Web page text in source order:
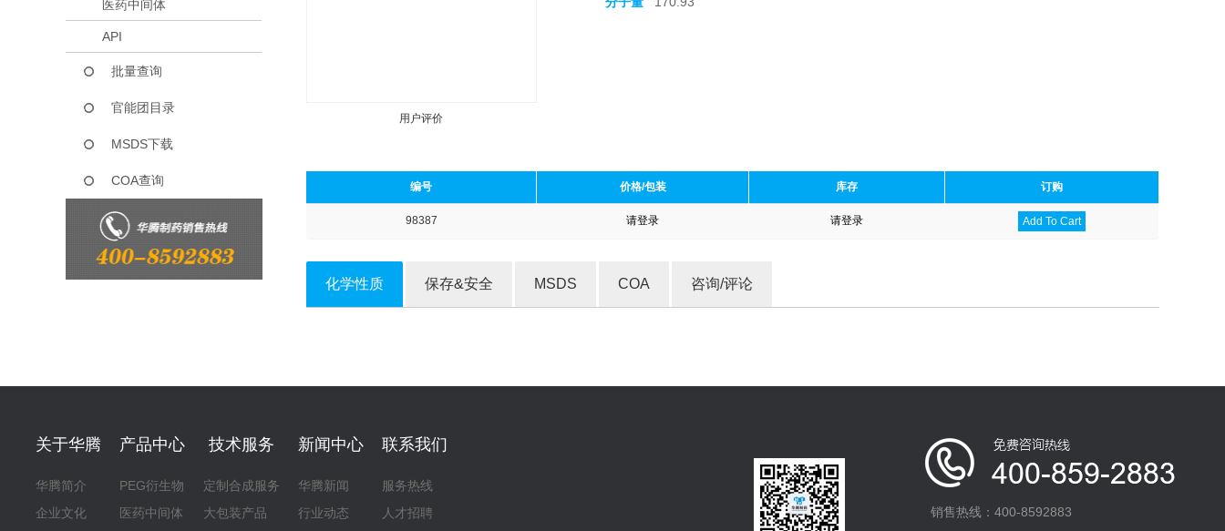
医药中间体
API
批量查询
官能团目录
MSDS下载
COA查询
用户评价
编号 价格/包装 库存 订购
98387 请登录 请登录 Add To Cart
化学性质 保存&安全 MSDS COA 咨询/评论
关于华腾
华腾简介
企业文化
产品中心
PEG衍生物
医药中间体
技术服务
定制合成服务
大包装产品
新闻中心
华腾新闻
行业动态
联系我们
服务热线
人才招聘
销售热线：400-8592883